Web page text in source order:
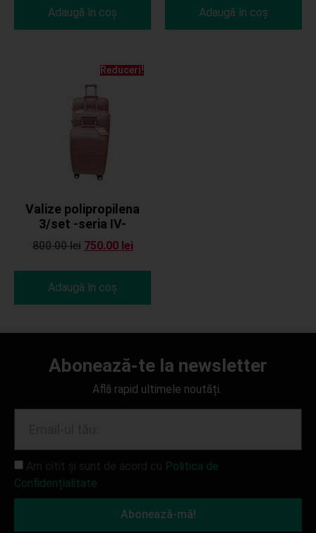
Adaugă în coș Adaugă în coș
Reduceri!
Valize polipropilena
3/set -seria IV-
800.00lei 750.00 lei
Adaugă în coș
Abonează-te la newsletter
Află rapid ultimele noutăți.
Politica de
Confidențialitate.
Abonează-mă!